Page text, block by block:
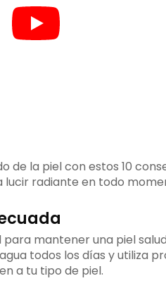
de la piel con estos 10
lucir radiante en todo
para mantener una piel
todos los días y utiliza
a tu tipo de piel.